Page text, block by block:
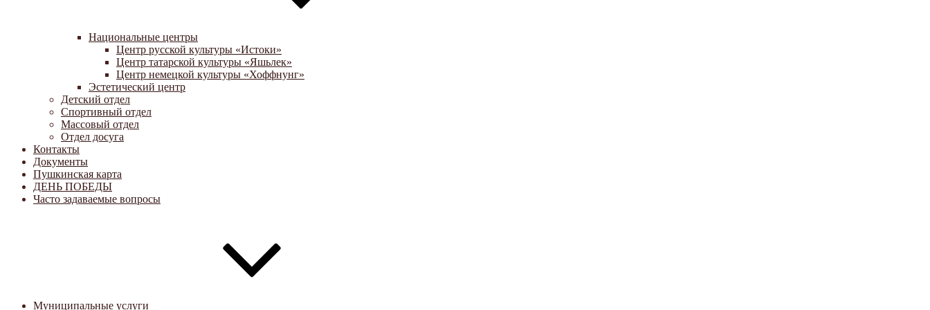
Национальные центры
Центр русской культуры «Истоки»
Центр татарской культуры «Яшьлек»
Центр немецкой культуры «Хоффнунг»
Эстетический центр
Детский отдел
Спортивный отдел
Массовый отдел
Отдел досуга
Контакты
Документы
Пушкинская карта
ДЕНЬ ПОБЕДЫ
Часто задаваемые вопросы
Муниципальные услуги